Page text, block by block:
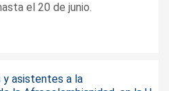
el 20 de junio.